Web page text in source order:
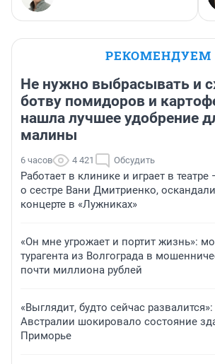
РЕКОМЕНДУЕМ
Не нужно выбрасывать и
ботву помидоров и
нашла лучшее удобрение
малины
6 часов 4 421 Обсудить
Работает в клинике и играет в
о сестре Вани Дмитриенко,
концерте в «Лужниках»
«Он мне угрожает и портит жизнь»:
турагента из Волгограда в
почти миллиона рублей
«Выглядит, будто сейчас
Австралии шокировало состояние
Приморье